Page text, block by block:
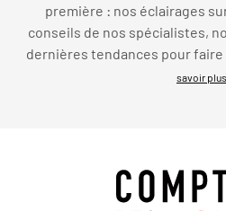
première : nos éclairages
conseils de nos spécialistes,
dernières tendances pour faire
savoir plus